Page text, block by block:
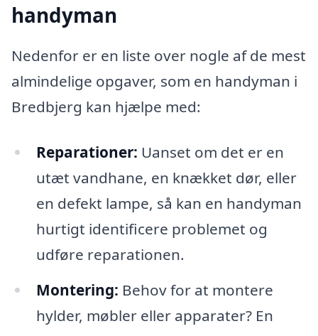
handyman
Nedenfor er en liste over nogle af de mest
almindelige opgaver, som en handyman i
Bredbjerg kan hjælpe med:
Reparationer: Uanset om det er en
utæt vandhane, en knækket dør, eller
en defekt lampe, så kan en handyman
hurtigt identificere problemet og
udføre reparationen.
Montering: Behov for at montere
hylder, møbler eller apparater? En